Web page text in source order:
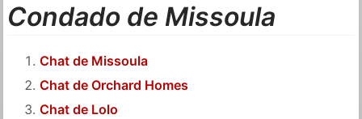
Condado de Missoula
Chat de Missoula
Chat de Orchard Homes
Chat de Lolo